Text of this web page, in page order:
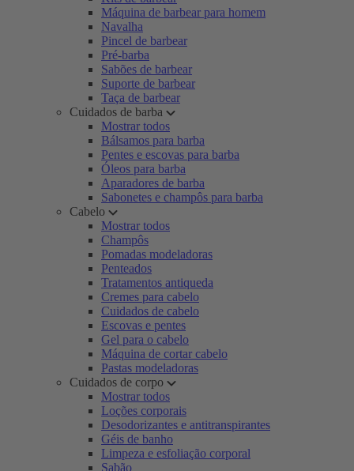
Máquina de barbear para homem
Navalha
Pincel de barbear
Pré-barba
Sabões de barbear
Suporte de barbear
Taça de barbear
Cuidados de barba
Mostrar todos
Bálsamos para barba
Pentes e escovas para barba
Óleos para barba
Aparadores de barba
Sabonetes e champôs para barba
Cabelo
Mostrar todos
Champôs
Pomadas modeladoras
Penteados
Tratamentos antiqueda
Cremes para cabelo
Cuidados de cabelo
Escovas e pentes
Gel para o cabelo
Máquina de cortar cabelo
Pastas modeladoras
Cuidados de corpo
Mostrar todos
Loções corporais
Desodorizantes e antitranspirantes
Géis de banho
Limpeza e esfoliação corporal
Sabão